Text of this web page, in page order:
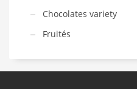
Chocolates variety
Fruités